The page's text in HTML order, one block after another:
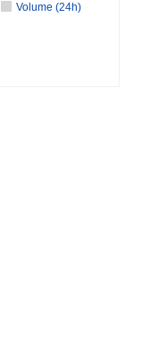
Volume (24h)